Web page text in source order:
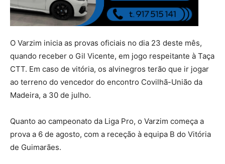
O Varzim inicia as provas oficiais no dia 23 deste mês,
quando receber o Gil Vicente, em jogo respeitante à Taça
CTT. Em caso de vitória, os alvinegros terão que ir jogar
ao terreno do vencedor do encontro Covilhã-União da
Madeira, a 30 de julho.
Quanto ao campeonato da Liga Pro, o Varzim começa a
prova a 6 de agosto, com a receção à equipa B do Vitória
de Guimarães.